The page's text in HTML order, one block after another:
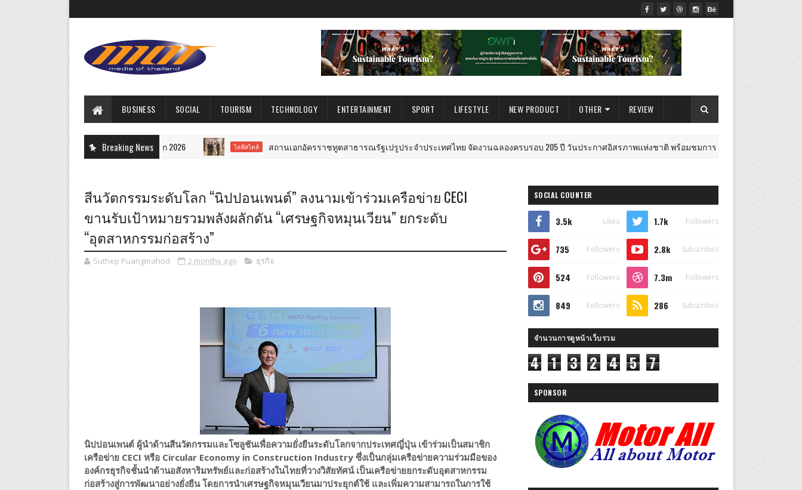
BUSINESS SOCIAL TOURISM TECHNOLOGY ENTERTAINMENT SPORT LIFESTYLE NEW PRODUCT OTHER REVIEW
Breaking News ไลฟ์สไตล์ สถานเอกอัครราชทูตสาธารณรัฐเปรูประจำประเทศไทย จัดงานฉลองครบรอบ 205 ปี วันประกาศอิสรภาพแห่งชาติ พร้อมชมการแสดงการเต้นรำพื้นเมืองเปรูและ
สีนวัตกรรมระดับโลก “นิปปอนเพนต์” ลงนามเข้าร่วมเครือข่าย CECI
ขานรับเป้าหมายรวมพลังผลักดัน “เศรษฐกิจหมุนเวียน” ยกระดับ
“อุตสาหกรรมก่อสร้าง”
Suthep Puangmahod 2 months ago ธุรกิจ
นิปปอนเพนต์ ผู้นำด้านสีนวัตกรรมและโซลูชันเพื่อความยั่งยืนระดับโลกจากประเทศญี่ปุ่น เข้าร่วมเป็นสมาชิก
เครือข่าย CECI หรือ Circular Economy in Construction Industry ซึ่งเป็นกลุ่มเครือข่ายความร่วมมือของ
องค์กรธุรกิจชั้นนำด้านอสังหาริมทรัพย์และก่อสร้างในไทยที่วางวิสัยทัศน์ เป็นเครือข่ายยกระดับอุตสาหกรรม
ก่อสร้างสู่การพัฒนาอย่างยั่งยืน โดยการนำเศรษฐกิจหมุนเวียนมาประยุกต์ใช้ และเพิ่มความสามารถในการใช้
SOCIAL COUNTER
3.5k Likes 1.7k Followers
735 Followers 2.8k Subscribes
524 Followers 7.3m Followers
849 Followers 286 Subscribes
จำนวนการดูหน้าเว็บรวม
4 1 3 2 4 5 7
SPONSOR